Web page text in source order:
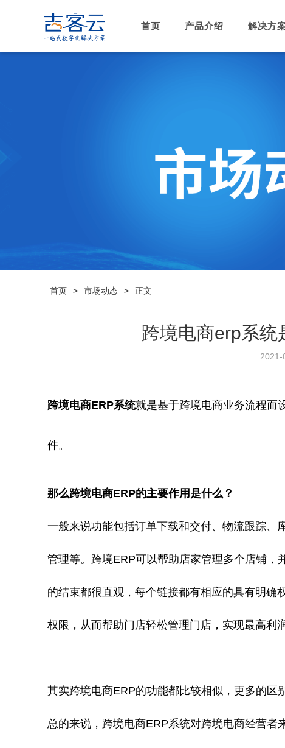
首页 产品介绍 解决方
首页 > 市场动态 > 正文
跨境电商erp系统
2021-
跨境电商ERP系统就是基于跨境电商业务流程而
件。
那么跨境电商ERP的主要作用是什么？
一般来说功能包括订单下载和交付、物流跟踪、
管理等。跨境ERP可以帮助店家管理多个店铺
的结束都很直观，每个链接都有相应的具有明确
权限，从而帮助门店轻松管理门店，实现最高利润
其实跨境电商ERP的功能都比较相似，更多的区
总的来说，跨境电商ERP系统对跨境电商经营